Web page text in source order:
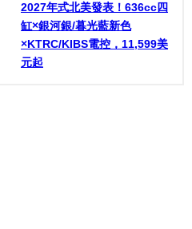
2027年式北美發表！636cc四
缸×銀河銀/暮光藍新色
×KTRC/KIBS電控，11,599美
元起